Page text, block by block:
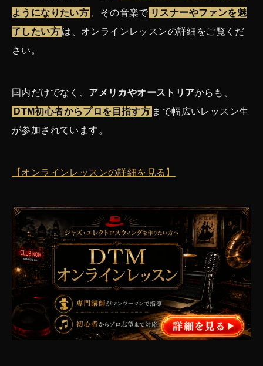
ようになりたい方
、その音楽で リスナーやファンを魅
了したい方 は、オンラインレッスンの詳細をご覧くだ
さい。
国内だけでなく、 アメリカやオーストリアからも、
DTM初心者からプロを目指す方 まで幅広いレッスン生
が参加されています。
【オンラインレッスンの詳細を見る】